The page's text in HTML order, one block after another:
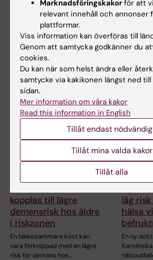
kopplat till snabbare
åldrande av hjärnan
Personer med metaboliskt
syndrom tenderar att ha
hjärnor som verkar äldre…
och
Anna
årets
kopplas till lägre
demensrisk hos äldre
i riskzonen
En hälsosammare kost kan
vara förknippad med en lägre
risk för demens hos…
9 jun 2026
låg
hälsa
En ny
Marknadsföringskakor för att
relevant innehåll och annonser
plattformar.
Viss information kan överföras till
Genom att samtycka godkänner du
cookies.
Du kan när som helst ändra eller
samtycke via kakikonen längst ned
sidan.
Mer information om våra kakor
Read this information in English
Tillåt endast
Tillåt mina valda kakor
Tillåt alla